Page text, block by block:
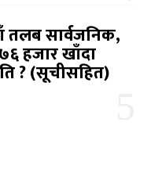
तलब सार्वजनिक,
हजार खाँदा
? (सूचीसहित)